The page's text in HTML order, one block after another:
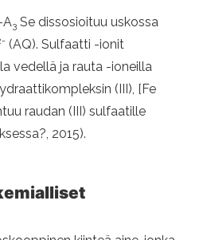
A3 Se dissosioituu uskossa
(AQ). Sulfaatti -ionit
vedellä ja rauta -ioneilla
(III), [Fe
raudan (III) sulfaatille
2015).